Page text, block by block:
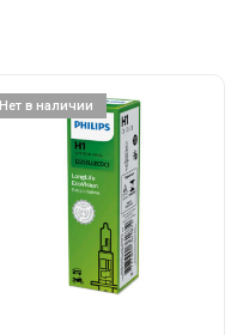
Нет в наличии